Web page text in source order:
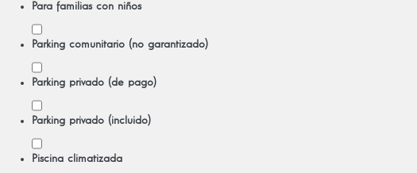
Para familias con niños
Parking comunitario (no garantizado)
Parking privado (de pago)
Parking privado (incluido)
Piscina climatizada